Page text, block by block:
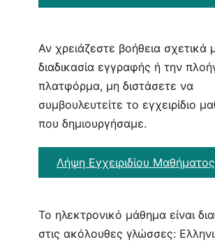
Αν χρειάζεστε βοήθεια σχετικά
διαδικασία εγγραφής ή την
πλατφόρμα, μη διστάσετε να
συμβουλευτείτε το εγχειρίδιο
που δημιουργήσαμε.
Λήψη Εγχειριδίου Μαθήματος
Το ηλεκτρονικό μάθημα είναι
στις ακόλουθες γλώσσες: